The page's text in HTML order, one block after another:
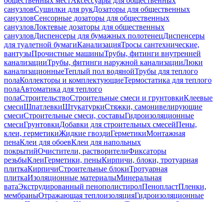
санузловСушилки для рукДозаторы для общественных
санузловСенсорные дозаторы для общественных
санузловЛоктевые дозаторы для общественных
санузловДиспенсеры для бумажных полотенецДиспенсеры
для туалетной бумагиКанализацияТросы сантехнические,
вантузыПрочистные машиныТрубы, фитинги внутренней
канализацииТрубы, фитинги наружной канализацииЛюки
канализационныеТеплый пол водянойТрубы для теплого
полаКоллекторы и комплектующиеТермостатика для теплого
полаАвтоматика для теплого
полаСтроительствоСтроительные смеси и грунтовкиКлеевые
смесиШпатлевкиШтукатуркиСтяжки, самонивелирующие
смесиСтроительные смеси, составыГидроизоляционные
смесиГрунтовкиДобавки для строительных смесейПены,
клеи, герметикиЖидкие гвоздиГерметикиМонтажная
пенаКлеи для обоевКлеи для напольных
покрытийОчистители, растворителиФиксаторы
резьбыКлеиГерметики, пеныКирпичи, блоки, тротуарная
плиткаКирпичиСтроительные блокиТротуарная
плиткаИзоляционные материалыМинеральная
ватаЭкструдированный пенополистиролПенопластПленки,
мембраныОтражающая теплоизоляцияГидроизоляционные